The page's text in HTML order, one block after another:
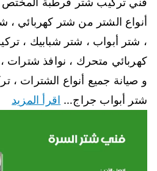
أنواع الشتر من شتر كهربائي ،
، شتر أبواب ، شتر شبابيك ،
كهربائي متحرك ، نوافذ شترات
و صيانة جميع أنواع الشترات ،
شتر أبواب جراج… اقرأ المزيد